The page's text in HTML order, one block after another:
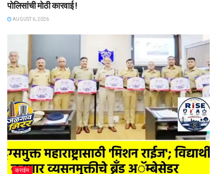
पोलिसांची मोठी कारवाई !
AUGUST 6, 2026
क्राईम